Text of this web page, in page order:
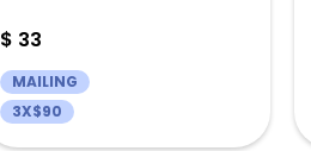
$ 33
MAILING
3X$90